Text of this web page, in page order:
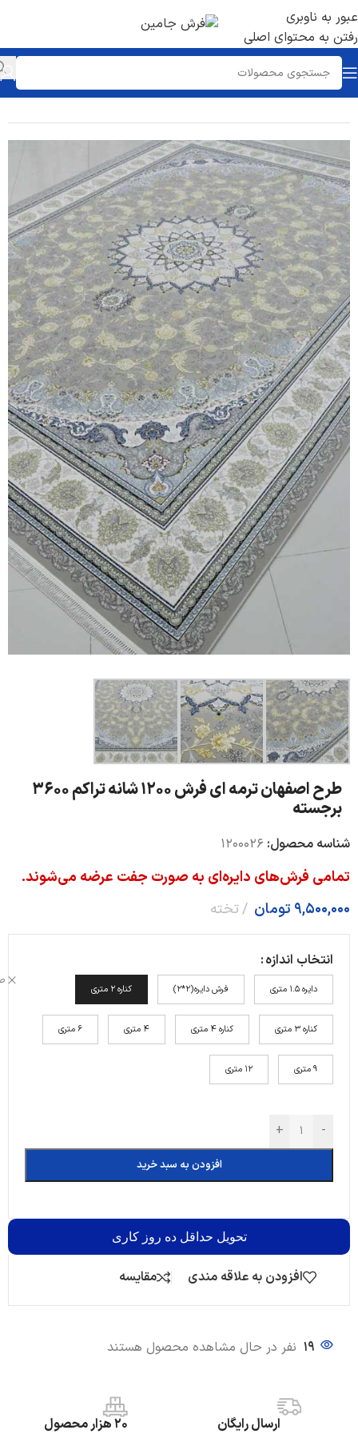
عبور به ناوبری
رفتن به محتوای اصلی
خانه/فرش 1200 شانه /تراکم 3600 برجسته
طرح اصفهان ترمه ای فرش 1200 شانه تراکم 3600
برجسته
شناسه محصول: 1200026
تمامی فرش‌های دایره‌ای به صورت جفت عرضه می‌شوند.
9,500,000 تومان تخته
انتخاب اندازه
دایره 1.5 متری فرش دایره(2*2) کناره 2 متری
کناره 3 متری کناره 4 متری 4 متری 6 متری
9 متری 12 متری
-
+
افزودن به سبد خرید
تحویل حداقل ده روز کاری
افزودن به علاقه مندی مقایسه
19 نفر در حال مشاهده محصول هستند
ارسال رایگان 20 هزار محصول